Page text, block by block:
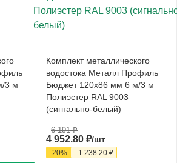
3 м
Комплект металлического
водостока Металл Профиль
Бюджет 120x86 мм 6 м/3 м
Полиэстер RAL 9003
(сигнально-белый)
4 952.80 ₽/шт
6 191₽
-20% - 1 238.20 ₽